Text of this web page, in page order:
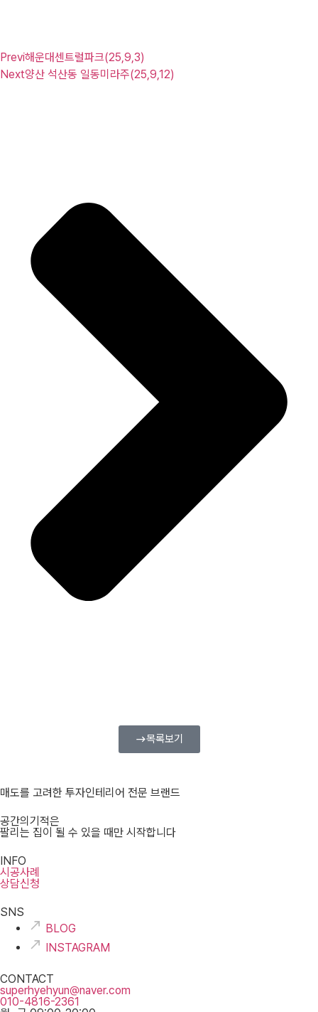
Previ해운대센트럴파크(25,9,3)
Next양산 석산동 일동미라주(25,9,12)
목록보기
매도를 고려한 투자인테리어 전문 브랜드
공간의기적은
팔리는 집이 될 수 있을 때만 시작합니다
INFO
시공사례
상담신청
SNS
BLOG
INSTAGRAM
CONTACT
superhyehyun@naver.com
010-4816-2361